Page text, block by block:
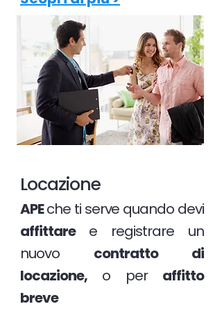
Locazione
APEche ti serve quando devi
affittare e registrare un
nuovo contratto di
locazione, o peraffitto
breve